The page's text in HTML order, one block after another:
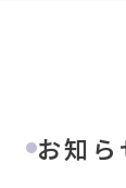
お知ら